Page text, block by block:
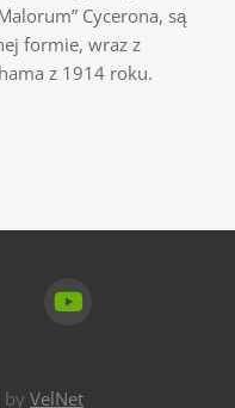
Cycerona, są
formie, wraz z
z 1914 roku.
by VelNet